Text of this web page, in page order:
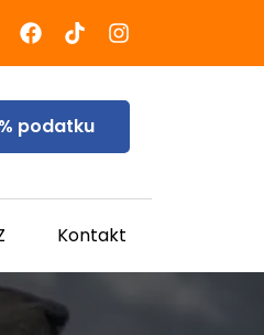
podatku
Kontakt